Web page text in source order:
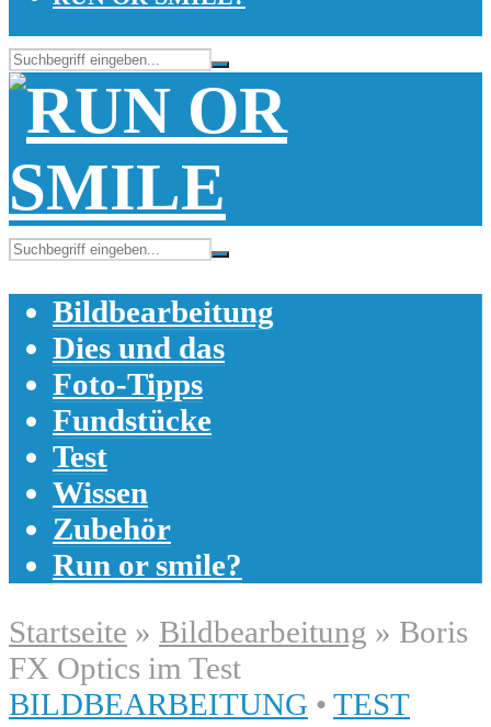
Bildbearbeitung
Dies und das
Foto-Tipps
Fundstücke
Test
Wissen
Zubehör
Run or smile?
Startseite » Bildbearbeitung » Boris
FX Optics im Test
BILDBEARBEITUNG • TEST